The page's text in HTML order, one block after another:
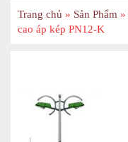
Trang chủ » Sản Phẩm »
cao áp kép PN12-K